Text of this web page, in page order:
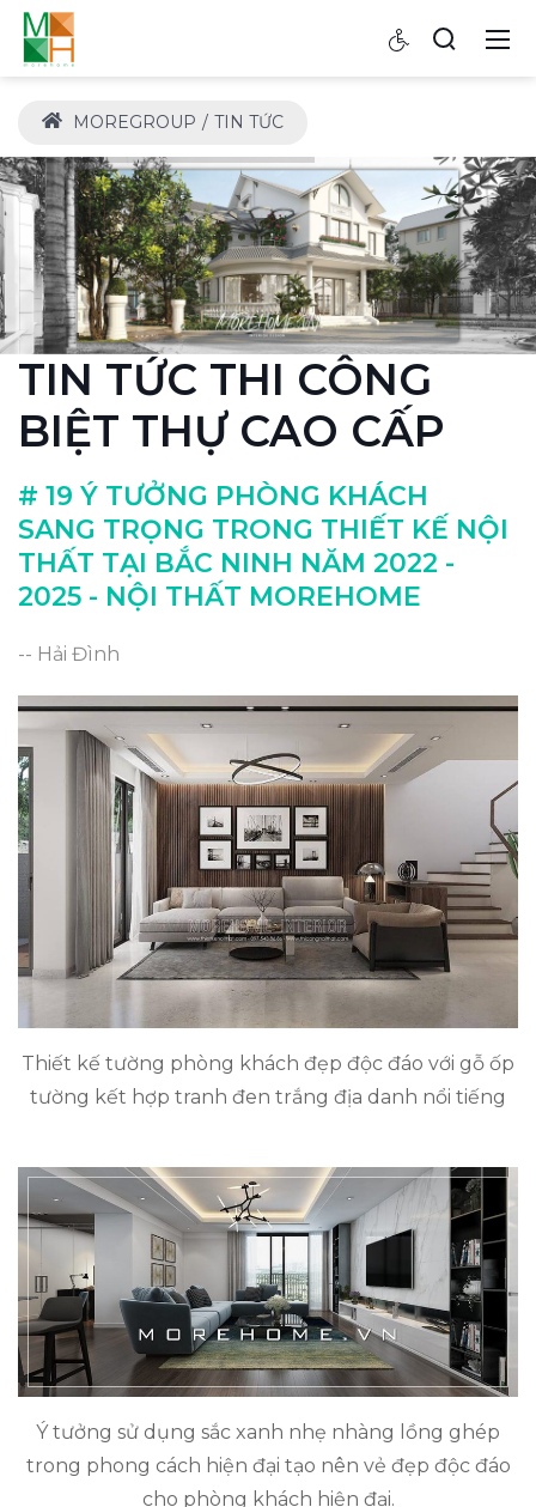
MOREGROUP TIN TỨC
TIN TỨC THI CÔNG
BIỆT THỰ CAO CẤP
# 19 Ý TƯỞNG PHÒNG KHÁCH
SANG TRỌNG TRONG THIẾT KẾ NỘI
THẤT TẠI BẮC NINH NĂM 2022 -
2025 - NỘI THẤT MOREHOME
-- Hải Đình
Thiết kế tường phòng khách đẹp độc đáo với gỗ ốp
tường kết hợp tranh đen trắng địa danh nổi tiếng
Ý tưởng sử dụng sắc xanh nhẹ nhàng lồng ghép
trong phong cách hiện đại tạo nên vẻ đẹp độc đáo
cho phòng khách hiện đại.